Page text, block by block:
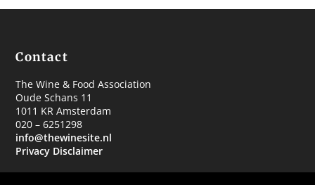
Contact
The Wine & Food Association
Oude Schans 11
1011 KR Amsterdam
020 – 6251298
info@thewinesite.nl
Privacy Disclaimer